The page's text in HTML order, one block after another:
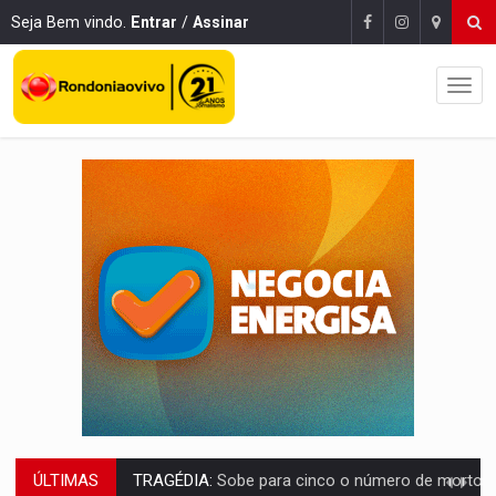
Seja Bem vindo. Entrar / Assinar
ÚLTIMAS TRANSPORTE DE ARROZ:MPF assegura cumprimento da legislação sobre transporte